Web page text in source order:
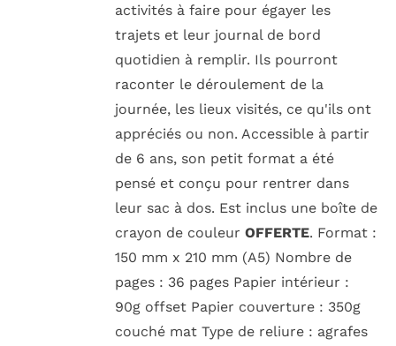
activités à faire pour égayer les
trajets et leur journal de bord
quotidien à remplir. Ils pourront
raconter le déroulement de la
journée, les lieux visités, ce qu'ils ont
appréciés ou non. Accessible à partir
de 6 ans, son petit format a été
pensé et conçu pour rentrer dans
leur sac à dos. Est inclus une boîte de
crayon de couleurOFFERTE. Format :
150 mm x 210 mm (A5) Nombre de
pages : 36 pages Papier intérieur :
90g offset Papier couverture : 350g
couché mat Type de reliure : agrafes